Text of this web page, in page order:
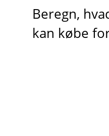
Beregn,
kan købe